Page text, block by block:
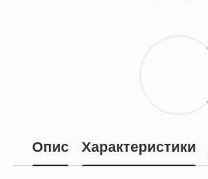
Опис Характеристики